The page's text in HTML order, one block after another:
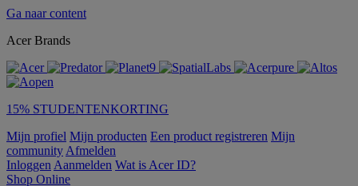
Ga naar content
Acer Brands
15% STUDENTENKORTING
Mijn profiel Mijn producten Een product registreren Mijn
community Afmelden
Inloggen Aanmelden Wat is Acer ID?
Shop Online